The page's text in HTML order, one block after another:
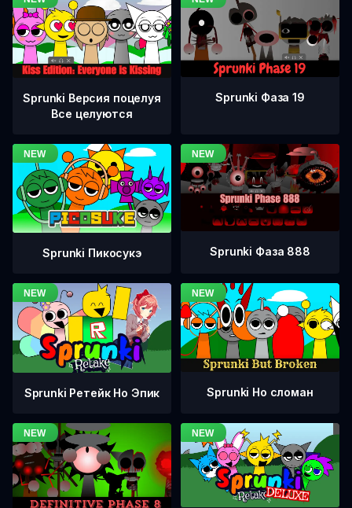
Sprunki Версия поцелуя
Все целуются
Sprunki Фаза 19
Sprunki Пикосукэ Sprunki Фаза 888
Sprunki Ретейк Но Эпик Sprunki Но сломан